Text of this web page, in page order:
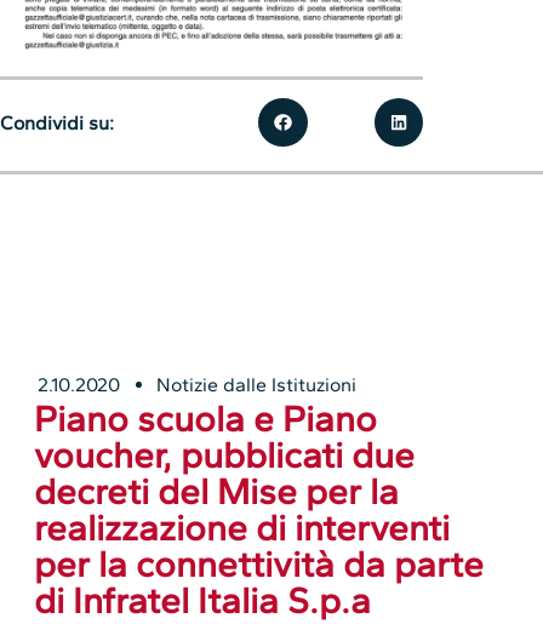
2.10.2020 Notizie dalle Istituzioni
Piano scuola e Piano
voucher, pubblicati due
decreti del Mise per la
realizzazione di interventi
per la connettività da parte
di Infratel Italia S.p.a
Condividi su: